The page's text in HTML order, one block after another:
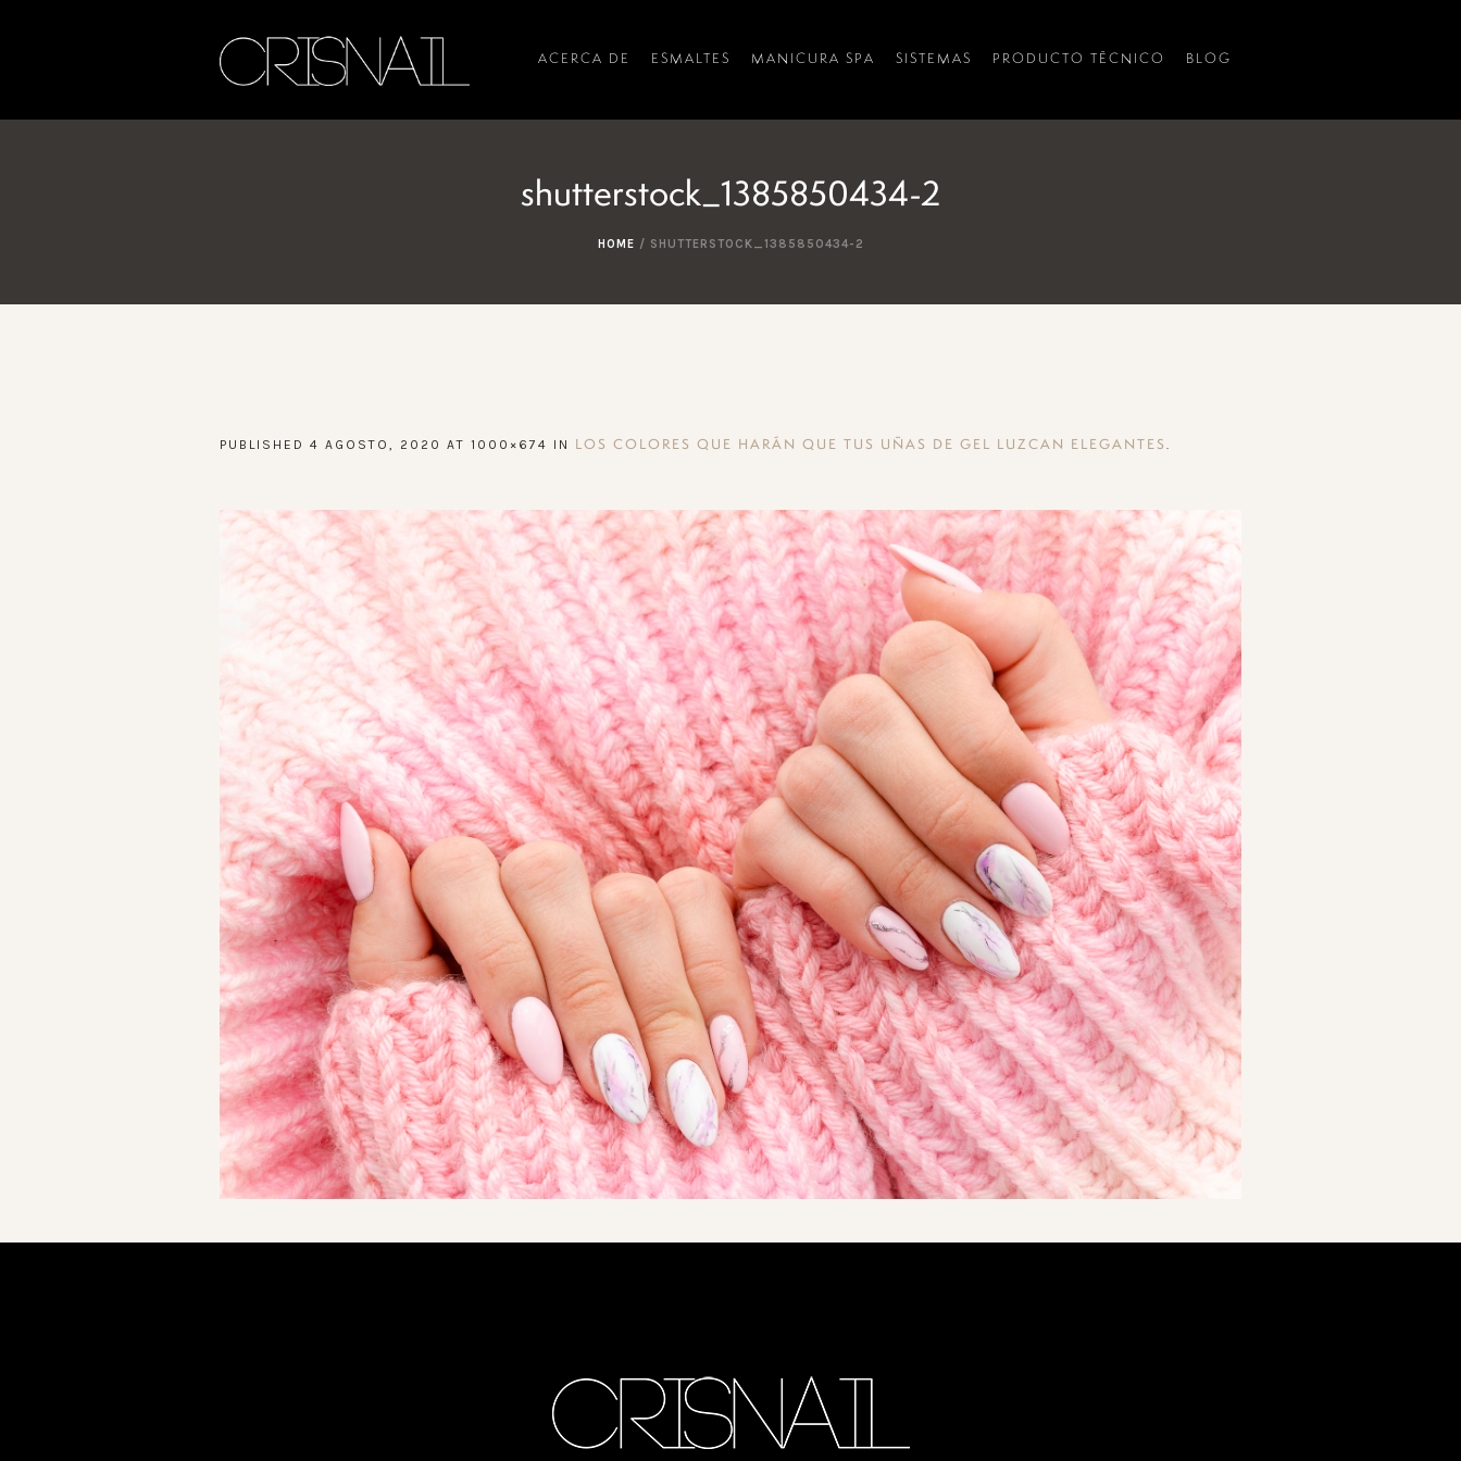
ACERCA DE ESMALTES MANICURA SPA SISTEMAS PRODUCTO TÉCNICO BLOG
shutterstock_1385850434-2
HOME / SHUTTERSTOCK_1385850434-2
PUBLISHED 4 AGOSTO, 2020 AT 1000×674 IN LOS COLORES QUE HARÁN QUE TUS UÑAS DE GEL LUZCAN ELEGANTES .